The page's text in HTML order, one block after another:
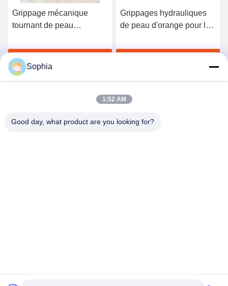
Grippage mécanique
tournant de peau
hydraulique de chute pour
l'excavatrice PC320
Obtenez le meilleur prix
Grippages hydrauliques
de peau d'orange pour le
Handling d'excavatrices
Sophia
1:52 AM
Good day, what product are you looking for?